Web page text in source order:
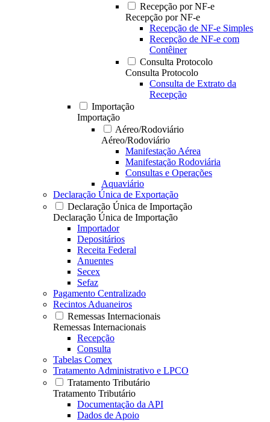
Recepção por NF-e
Recepção por NF-e
Recepção de NF-e Simples
Recepção de NF-e com
Contêiner
Consulta Protocolo
Consulta Protocolo
Consulta de Extrato da
Recepção
Importação
Importação
Aéreo/Rodoviário
Aéreo/Rodoviário
Manifestação Aérea
Manifestação Rodoviária
Consultas e Operações
Aquaviário
Declaração Única de Exportação
Declaração Única de Importação
Declaração Única de Importação
Importador
Depositários
Receita Federal
Anuentes
Secex
Sefaz
Pagamento Centralizado
Recintos Aduaneiros
Remessas Internacionais
Remessas Internacionais
Recepção
Consulta
Tabelas Comex
Tratamento Administrativo e LPCO
Tratamento Tributário
Tratamento Tributário
Documentação da API
Dados de Apoio